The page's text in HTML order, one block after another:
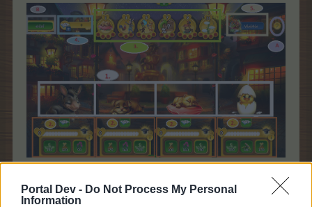
Portal Dev - Do Not Process My Personal
Information
1. Szereplő állatok-karakterek, akiket felnevelünk
(csacsi, kutyus, cirmos, kakaska)